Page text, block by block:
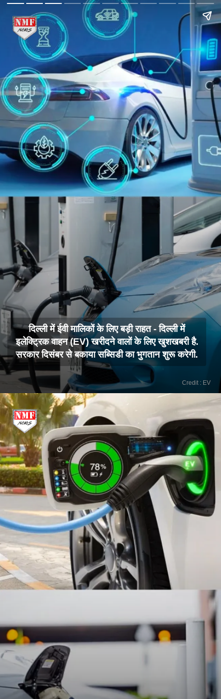
दिल्ली में ईवी मालिकों के लिए बड़ी राहत - दिल्ली में
इलेक्ट्रिक वाहन (EV) खरीदने वालों के लिए खुशखबरी है.
सरकार दिसंबर से बकाया सब्सिडी का भुगतान शुरू करेगी.
Credit : EV